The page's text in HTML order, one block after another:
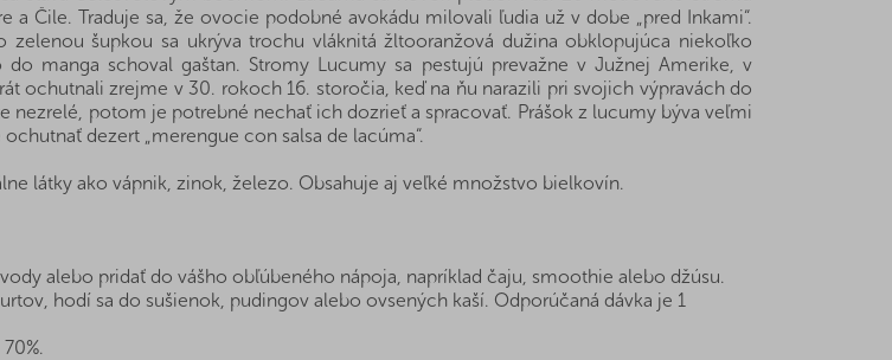
Čile. Traduje sa, že ovocie podobné avokádu milovali ľudia už v dobe „pred Inkami“.
šupkou sa ukrýva trochu vláknitá žltooranžová dužina obklopujúca niekoľko
manga schoval gaštan. Stromy Lucumy sa pestujú prevažne v Južnej Amerike, v
ochutnali zrejme v 30. rokoch 16. storočia, keď na ňu narazili pri svojich výpravách do
potom je potrebné nechať ich dozrieť a spracovať. Prášok z lucumy býva veľmi
dezert „merengue con salsa de lacúma“.
látky ako vápnik, zinok, železo. Obsahuje aj veľké množstvo bielkovín.
alebo pridať do vášho obľúbeného nápoja, napríklad čaju, smoothie alebo džúsu.
hodí sa do sušienok, pudingov alebo ovsených kaší. Odporúčaná dávka je 1